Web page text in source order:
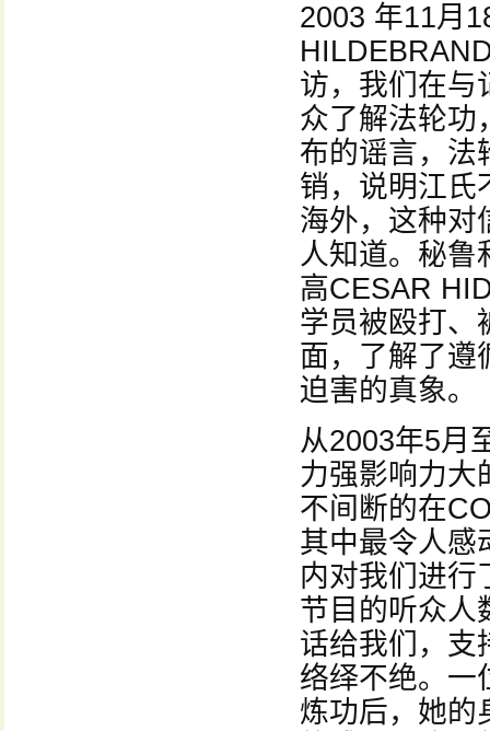
2003 年11月
访，我们在与
众了解法轮功
布的谣言，法
销，说明江氏
海外，这种对
人知道。秘鲁
高CESAR
学员被殴打、
面，了解了遵
迫害的真象。
从2003年5月
力强影响力大
不间断的在
其中最令人感
内对我们进行
节目的听众人
话给我们，支
络绎不绝。一
炼功后，她的